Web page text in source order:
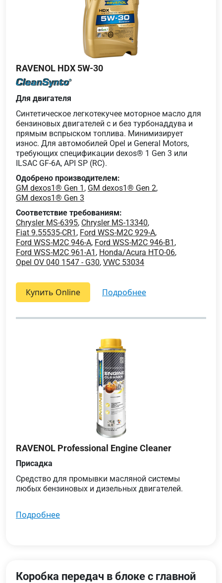
RAVENOL HDX 5W-30
Для двигателя
Синтетическое легкотекучее моторное масло для
бензиновых двигателей с и без турбонаддува и
прямым вспрыском топлива. Минимизирует
износ. Для автомобилей Opel и General Motors,
требующих спецификации dexos® 1 Gen 3 или
ILSAC GF-6A, API SP (RC).
Одобрено производителем:
GM dexos1® Gen 1 , GM dexos1® Gen 2,
GM dexos1® Gen 3
Соответствие требованиям:
Chrysler MS-6395, Chrysler MS-13340,
Fiat 9.55535-CR1 , Ford WSS-M2C 929-A,
Ford WSS-M2C 946-A, Ford WSS-M2C 946-B1 ,
Ford WSS-M2C 961-A1 , Honda/Acura HTO-06,
Opel OV 040 1547 - G30, VWC 53034
Купить Online подробнее
RAVENOL Professional Engine Cleaner
Присадка
Средство для промывки масляной системы
любых бензиновых и дизельных двигателей.
подробнее
Коробка передач в блоке с главной